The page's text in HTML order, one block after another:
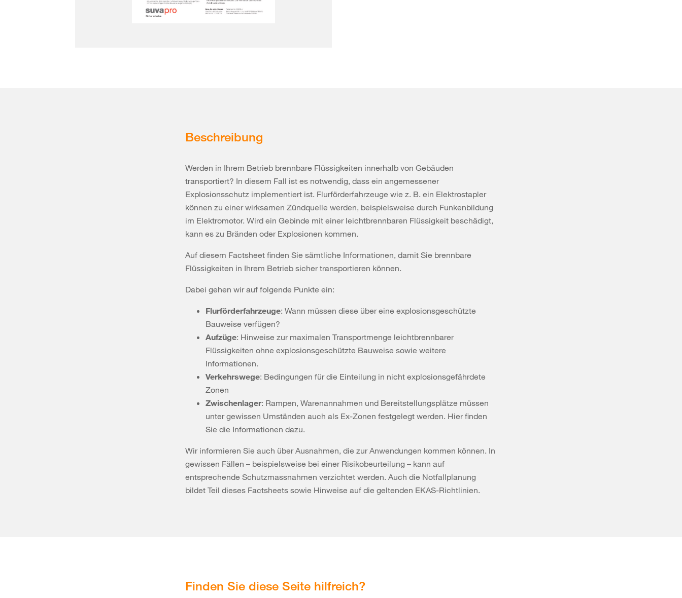
Beschreibung
Werden in Ihrem Betrieb brennbare Flüssigkeiten innerhalb von Gebäuden
transportiert? In diesem Fall ist es notwendig, dass ein angemessener
Explosionsschutz implementiert ist. Flurförderfahrzeuge wie z. B. ein Elektrostapler
können zu einer wirksamen Zündquelle werden, beispielsweise durch Funkenbildung
im Elektromotor. Wird ein Gebinde mit einer leichtbrennbaren Flüssigkeit beschädigt,
kann es zu Bränden oder Explosionen kommen.
Auf diesem Factsheet finden Sie sämtliche Informationen, damit Sie brennbare
Flüssigkeiten in Ihrem Betrieb sicher transportieren können.
Dabei gehen wir auf folgende Punkte ein:
Flurförderfahrzeuge: Wann müssen diese über eine explosionsgeschützte
Bauweise verfügen?
Aufzüge: Hinweise zur maximalen Transportmenge leichtbrennbarer
Flüssigkeiten ohne explosionsgeschützte Bauweise sowie weitere
Informationen.
Verkehrswege: Bedingungen für die Einteilung in nicht explosionsgefährdete
Zonen
Zwischenlager: Rampen, Warenannahmen und Bereitstellungsplätze müssen
unter gewissen Umständen auch als Ex-Zonen festgelegt werden. Hier finden
Sie die Informationen dazu.
Wir informieren Sie auch über Ausnahmen, die zur Anwendungen kommen können. In
gewissen Fällen – beispielsweise bei einer Risikobeurteilung – kann auf
entsprechende Schutzmassnahmen verzichtet werden. Auch die Notfallplanung
bildet Teil dieses Factsheets sowie Hinweise auf die geltenden EKAS-Richtlinien.
Finden Sie diese Seite hilfreich?